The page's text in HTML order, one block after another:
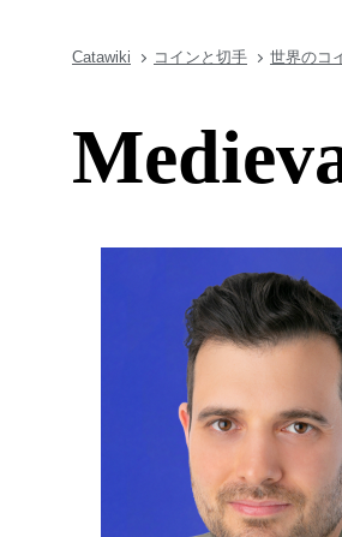
Catawiki コインと切手 世界のコ